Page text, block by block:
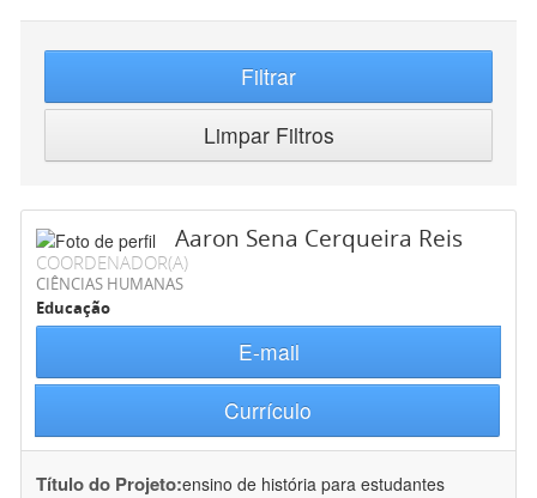
Filtrar
Limpar Filtros
Aaron Sena Cerqueira Reis
COORDENADOR(A)
CIÊNCIAS HUMANAS
Educação
E-mail
Currículo
Título do Projeto:ensino de história para estudantes